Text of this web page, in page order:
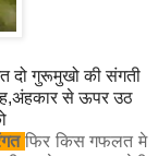
दो गुरूमुखो की संगती
से ऊपर उठ
फिर किस गफलत मे